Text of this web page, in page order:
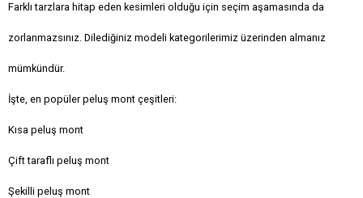
Farklı tarzlara hitap eden kesimleri olduğu için seçim aşamasında da
zorlanmazsınız. Dilediğiniz modeli kategorilerimiz üzerinden almanız
mümkündür.
İşte, en popüler peluş mont çeşitleri:
Kısa peluş mont
Çift taraflı peluş mont
Şekilli peluş mont